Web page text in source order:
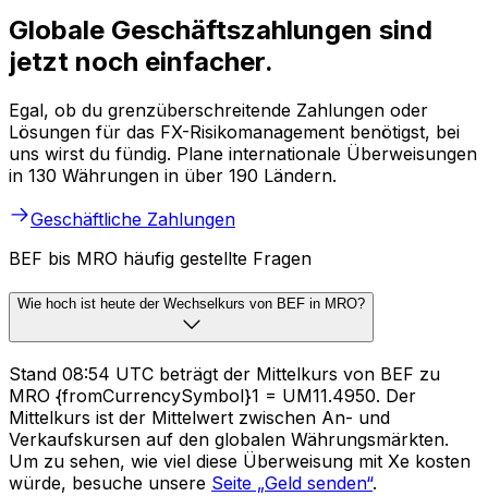
Globale Geschäftszahlungen sind
jetzt noch einfacher.
Egal, ob du grenzüberschreitende Zahlungen oder
Lösungen für das FX-Risikomanagement benötigst, bei
uns wirst du fündig. Plane internationale Überweisungen
in 130 Währungen in über 190 Ländern.
Geschäftliche Zahlungen
BEF bis MRO häufig gestellte Fragen
Wie hoch ist heute der Wechselkurs von BEF in MRO?
Stand 08:54 UTC beträgt der Mittelkurs von BEF zu
MRO {fromCurrencySymbol}1 = UM11.4950. Der
Mittelkurs ist der Mittelwert zwischen An- und
Verkaufskursen auf den globalen Währungsmärkten.
Um zu sehen, wie viel diese Überweisung mit Xe kosten
würde, besuche unsere Seite „Geld senden“.